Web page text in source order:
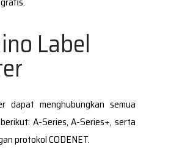
Label
dapat menghubungkan semua
A-Series, A-Series+, serta
protokol CODENET.